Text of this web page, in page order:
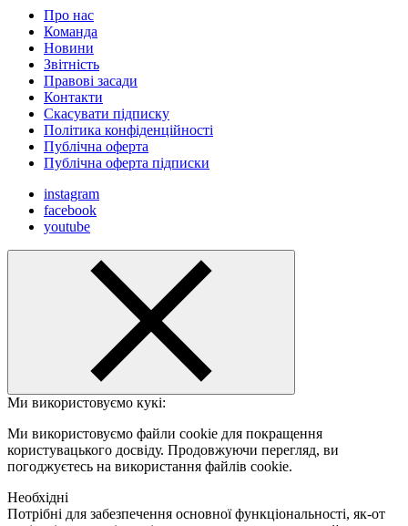
Про нас
Команда
Новини
Звітність
Правові засади
Контакти
Скасувати підписку
Політика конфіденційності
Публічна оферта
Публічна оферта підписки
instagram
facebook
youtube
Ми використовуємо кукі:
Ми використовуємо файли cookie для покращення
користувацького досвіду. Продовжуючи перегляд, ви
погоджуєтесь на використання файлів cookie.
Необхідні
Потрібні для забезпечення основної функціональності, як-от